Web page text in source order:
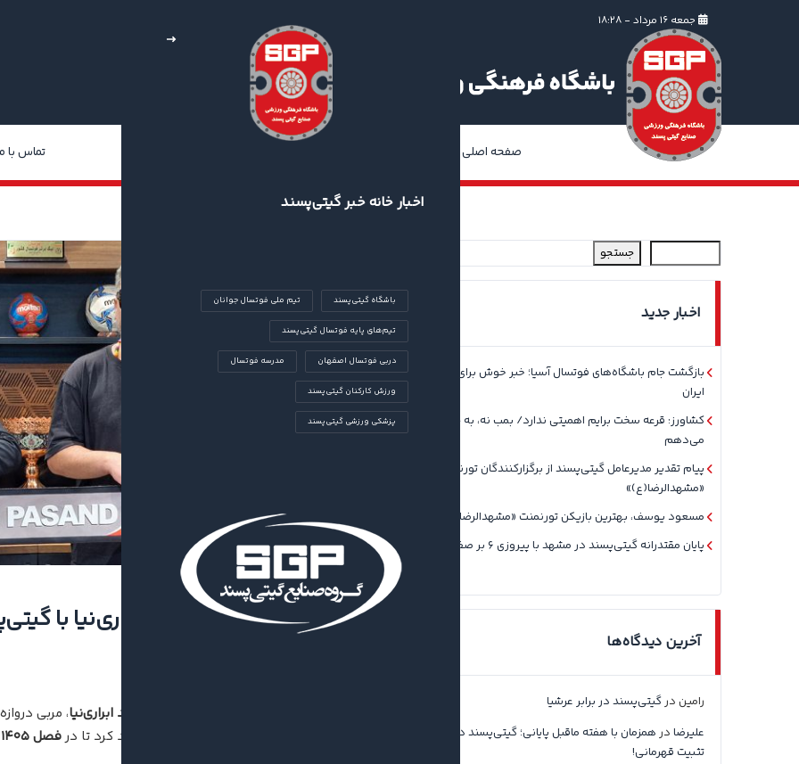
جمعه ۱۶ مرداد - ۱۸:۲۸
صفحه اصلی تماس با
اخبار خانه خبر گیتی‌پسند
باشگاه گیتی‌پسند تیم ملی فوتسال جوانان
تیم‌های پایه فوتسال گیتی‌پسند
دربی فوتسال اصفهان مدرسه فوتسال
ورزش کارکنان گیتی‌پسند
پزشکی ورزشی گیتی‌پسند
ادامه همکاری امید ابراری‌نیا با
امید ابراری‌نیا، مربی
مدیران باشگاه قرارداد خود را تمدید کرد تا درفصل ۱۴۰۵
جستجو
اخبار جدید
بازگشت جام باشگاه‌های فوتسال آسیا؛ خبر خوش برای فوتسال
ایران
کشاورز: قرعه سخت برایم اهمیتی ندارد/ بمب نه، به جوان‌ها بها
می‌دهم
پیام تقدیر مدیرعامل گیتی‌پسند از برگزارکنندگان تورنمنت
«مشهدالرضا(ع)»
مسعود یوسف، بهترین بازیکن تورنمنت «مشهدالرضا(ع)» شد
پایان مقتدرانه گیتی‌پسند در مشهد با پیروزی ۶ بر صفر
آخرین دیدگاه‌ها
رامین درگیتی‌پسند در برابر عرشیا
علیرضا در همزمان با هفته ماقبل پایانی؛ گیتی‌پسند در آستانه
تثبیت قهرمانی!